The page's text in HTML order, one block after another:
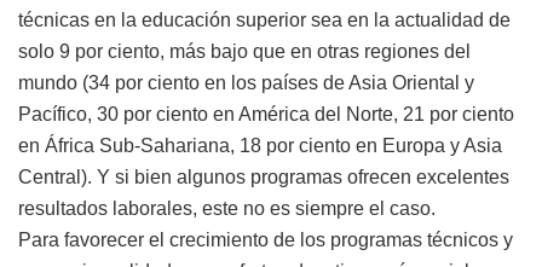
técnicas en la educación superior sea en la actualidad de
solo 9 por ciento, más bajo que en otras regiones del
mundo (34 por ciento en los países de Asia Oriental y
Pacífico, 30 por ciento en América del Norte, 21 por ciento
en África Sub-Sahariana, 18 por ciento en Europa y Asia
Central). Y si bien algunos programas ofrecen excelentes
resultados laborales, este no es siempre el caso.
Para favorecer el crecimiento de los programas técnicos y